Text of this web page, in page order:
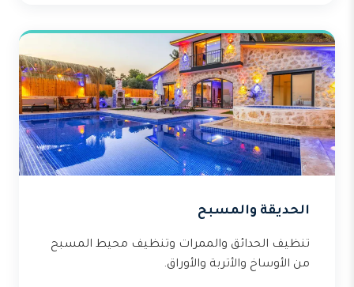
الحديقة والمسبح
تنظيف الحدائق والممرات وتنظيف محيط المسبح
من الأوساخ والأتربة والأوراق.